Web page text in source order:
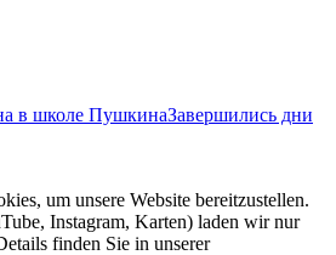
в школе ПушкинаЗавершились дни
um unsere Website bereitzustellen.
Instagram, Karten) laden wir nur
finden Sie in unserer